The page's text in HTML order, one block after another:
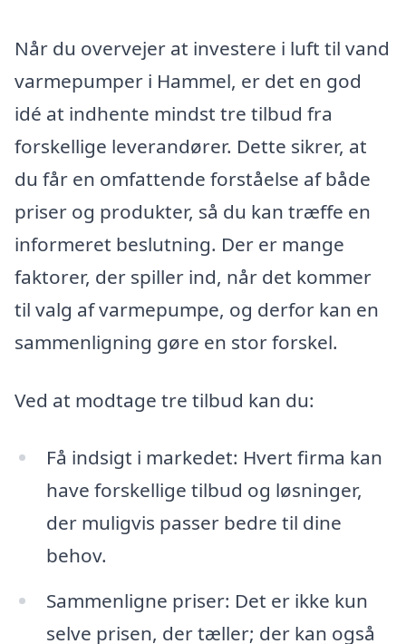
Når du overvejer at investere i luft til vand
varmepumper i Hammel, er det en god
idé at indhente mindst tre tilbud fra
forskellige leverandører. Dette sikrer, at
du får en omfattende forståelse af både
priser og produkter, så du kan træffe en
informeret beslutning. Der er mange
faktorer, der spiller ind, når det kommer
til valg af varmepumpe, og derfor kan en
sammenligning gøre en stor forskel.
Ved at modtage tre tilbud kan du:
Få indsigt i markedet: Hvert firma kan
have forskellige tilbud og løsninger,
der muligvis passer bedre til dine
behov.
Sammenligne priser: Det er ikke kun
selve prisen, der tæller; der kan også